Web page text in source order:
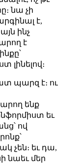
նա չի
է,
ինչ
է
լինելով։
պարզ է։ ու
ենք
եւ
ով
չեն։ եւ դա,
նաեւ մեր